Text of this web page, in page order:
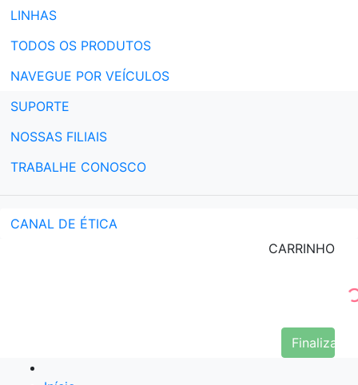
LINHAS
TODOS OS PRODUTOS
NAVEGUE POR VEÍCULOS
SUPORTE
NOSSAS FILIAIS
TRABALHE CONOSCO
CANAL DE ÉTICA
CARRINHO
Finalizar